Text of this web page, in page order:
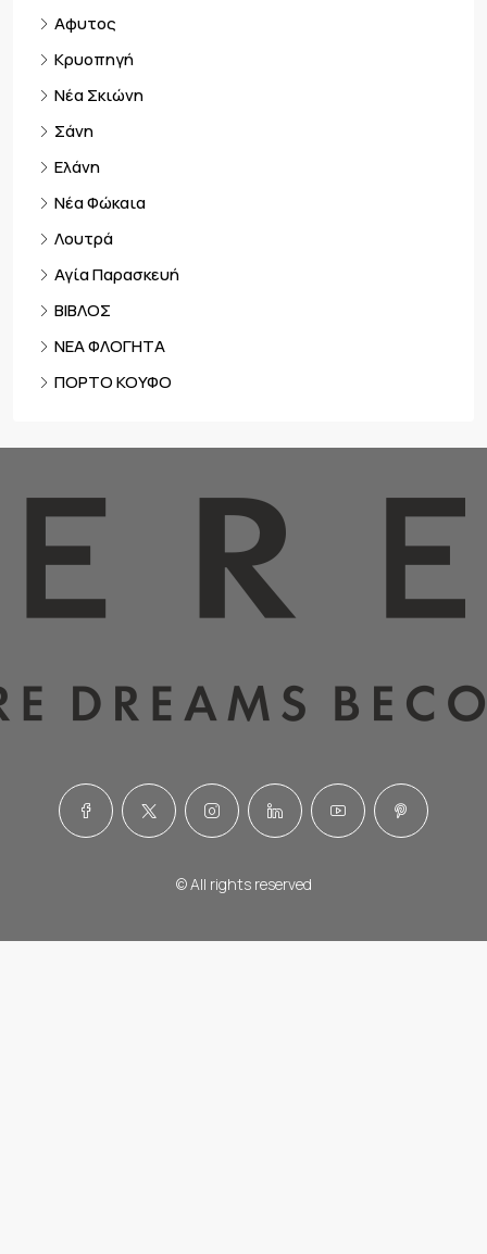
Αφυτος
Κρυοπηγή
Νέα Σκιώνη
Σάνη
Ελάνη
Νέα Φώκαια
Λουτρά
Αγία Παρασκευή
ΒΙΒΛΟΣ
ΝΕΑ ΦΛΟΓΗΤΑ
ΠΟΡΤΟ ΚΟΥΦΟ
© All rights reserved